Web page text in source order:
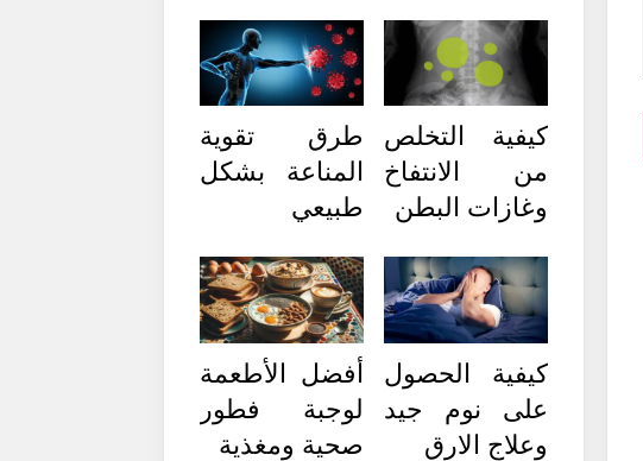
كيفية التخلص
من الانتفاخ
وغازات البطن
طرق تقوية
المناعة بشكل
طبيعي
كيفية الحصول
على نوم جيد
وعلاج الارق
أفضل الأطعمة
لوجبة فطور
صحية ومغذية